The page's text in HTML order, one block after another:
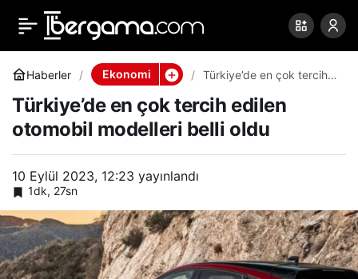
Haberler Ekonomi
Türkiye’de en çok tercih
belli oldu
Türkiye’de en çok tercih edilen
otomobil modelleri belli oldu
10 Eylül 2023, 12:23 yayınlandı
1dk, 27sn
Türkiye’de en çok tercih
edilen otomobil modelleri
belli oldu
0 Paylaş